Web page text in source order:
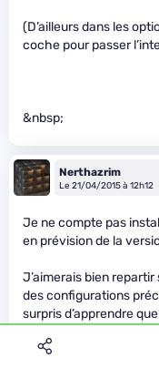
(D’ailleurs dans les
coche pour passer
&nbsp;
Nerthazrim
Le 21/04/2015 à 12h12
Je ne compte pas
en prévision de la
J’aimerais bien
des configurations
surpris d’apprendre